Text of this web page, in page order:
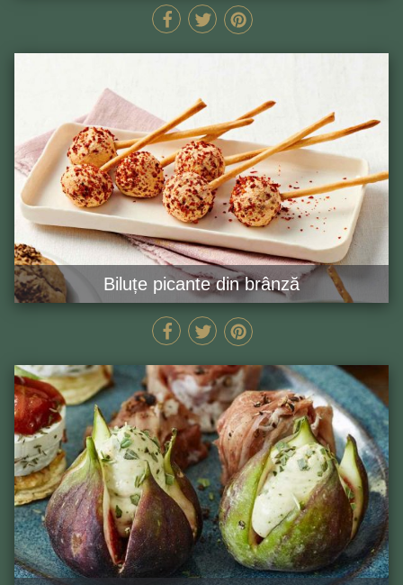
80 MIN GĂTEȘTE ACUM
Biluțe picante din brânză
20 MIN GĂTEȘTE ACUM